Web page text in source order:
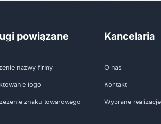
powiązane
nazwy firmy
logo
znaku towarowego
Kancelaria
O nas
Kontakt
Wybrane realizacje